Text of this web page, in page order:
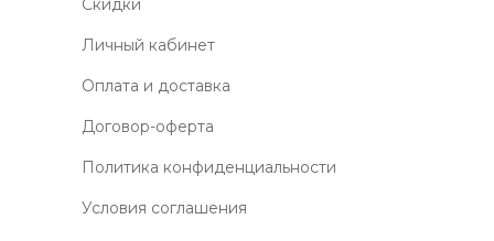
Скидки
Личный кабинет
Оплата и доставка
Договор-оферта
Политика конфиденциальности
Условия соглашения